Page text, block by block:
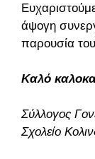
άψογη
παρουσία
Καλό
Σύλλογος
Σχολείο